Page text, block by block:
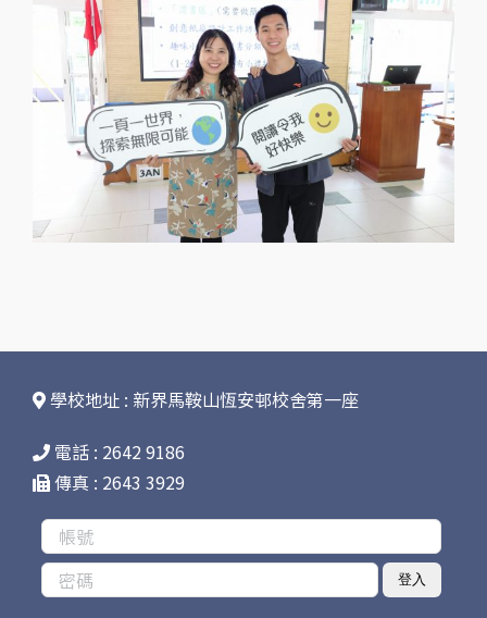
學校地址 : 新界馬鞍山恆安邨校舍第一座
電話 : 2642 9186
傳真 : 2643 3929
登入